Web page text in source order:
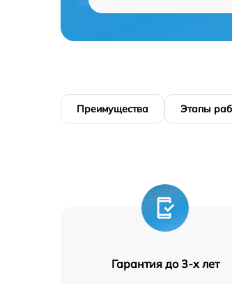
Преимущества Этапы
Гарантия до 3-х лет